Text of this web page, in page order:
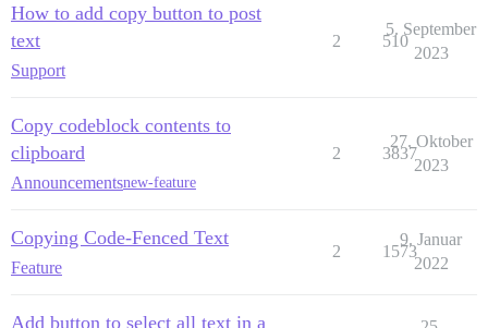
How to add copy button to post
text
Support
2 510
5. September
2023
Copy codeblock contents to
clipboard
Announcementsnew-feature
2 3837
27. Oktober
2023
Copying Code-Fenced Text
Feature
2 1573
9. Januar
2022
Add button to select all text in a